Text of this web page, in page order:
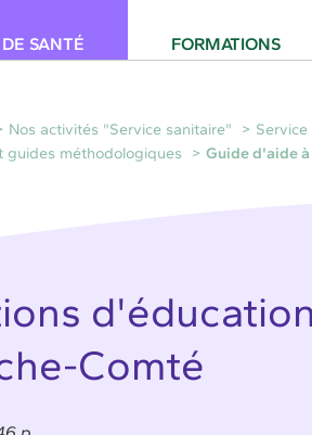
SANTÉ FORMATIONS
Nos activités "Service sanitaire"
guides méthodologiques
Guide d'aide
Comté